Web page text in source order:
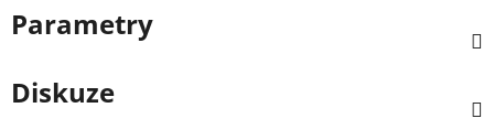
Parametry
Diskuze